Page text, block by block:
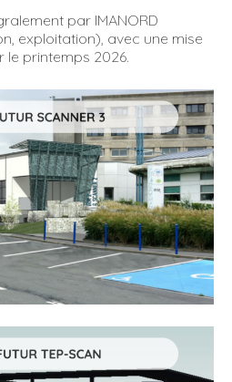
par IMANORD
exploitation), avec une mise
le printemps 2026.